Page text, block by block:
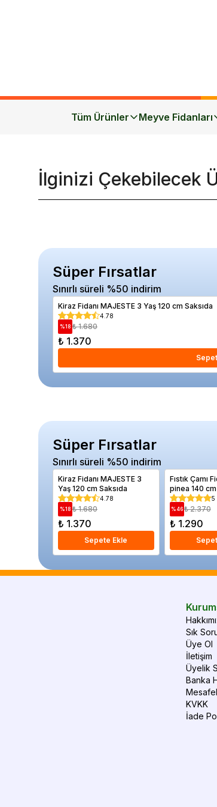
Tüm Ürünler Meyve Fidanları
İlginizi Çekebilecek
Süper Fırsatlar
Sınırlı süreli %50 indirim
Kiraz Fidanı MAJESTE 3 Yaş 120 cm Saksıda
4.78
%18 ₺ 1.680
₺ 1.370
Süper Fırsatlar
Sınırlı süreli %50 indirim
Kiraz Fidanı MAJESTE 3
Yaş 120 cm Saksıda
4.78
%18 ₺ 1.680
₺ 1.370
Sepete Ekle
Fıstık Çamı
pinea 140 cm
5
%46 ₺ 2.370
₺ 1.290
Sık
Üye Ol
İletişim
Üyelik
Banka
KVKK
İade